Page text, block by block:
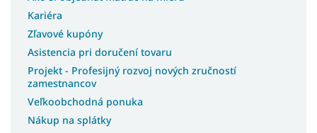
Kariéra
Zľavové kupóny
Asistencia pri doručení tovaru
Projekt - Profesijný rozvoj nových zručností
zamestnancov
Veľkoobchodná ponuka
Nákup na splátky